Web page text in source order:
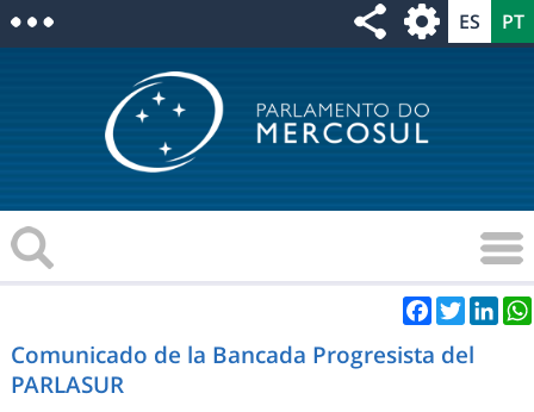
Facebook
Twitter
Comunicado de la Bancada Progresista del
PARLASUR